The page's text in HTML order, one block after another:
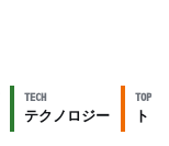
TECH
テクノロジー
TOPICS
ト